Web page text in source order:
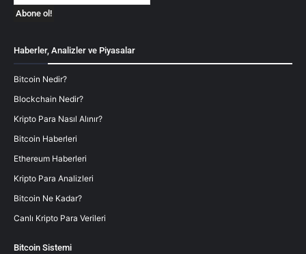
Haberler, Analizler ve Piyasalar
Bitcoin Nedir?
Blockchain Nedir?
Kripto Para Nasıl Alınır?
Bitcoin Haberleri
Ethereum Haberleri
Kripto Para Analizleri
Bitcoin Ne Kadar?
Canlı Kripto Para Verileri
Bitcoin Sistemi